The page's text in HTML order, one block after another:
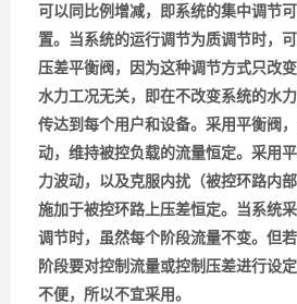
可以同比例增减，即系统的集中调节
置。当系统的运行调节为质调节时，
压差平衡阀，因为这种调节方式只改
水力工况无关，即在不改变系统的水
传达到每个用户和设备。采用平衡阀
动，维持被控负载的流量恒定。采用
力波动，以及克服内扰（被控环路内
施加于被控环路上压差恒定。当系统
调节时，虽然每个阶段流量不变。但
阶段要对控制流量或控制压差进行设
不便，所以不宜采用。